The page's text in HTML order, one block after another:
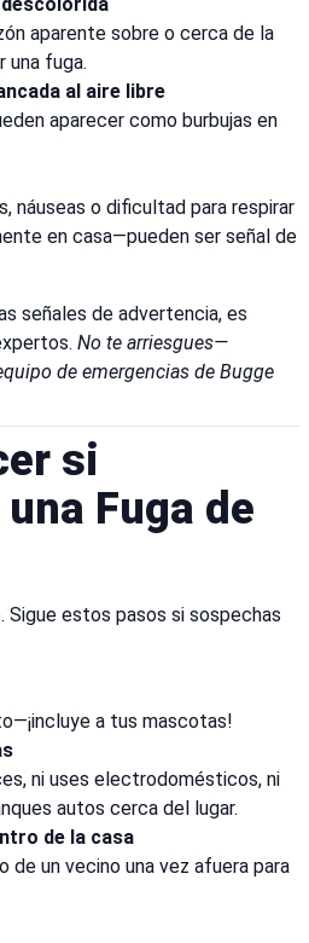
aparente sobre o cerca de la
una fuga.
al aire libre
aparecer como burbujas en
náuseas o dificultad para respirar
en casa—pueden ser señal de
señales de advertencia, es
No te arriesgues—
de emergencias de Bugge
si
Fuga de
Sigue estos pasos si sospechas
a tus mascotas!
ni uses electrodomésticos, ni
autos cerca del lugar.
de la casa
un vecino una vez afuera para